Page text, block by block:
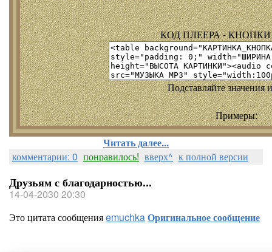
КОД ПЛЕЕРА - КНОПКИ
Подставляйте значения
Примеры:
Читать далее...
комментарии: 0 понравилось! вверх^ к полной версии
Друзьям с благодарностью...
14-04-2030 20:30
Это цитата сообщенияemuchkaОригинальное сообщение